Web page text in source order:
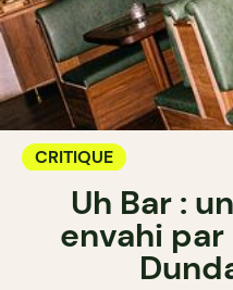
CRITIQUE
Uh Bar :
envahi